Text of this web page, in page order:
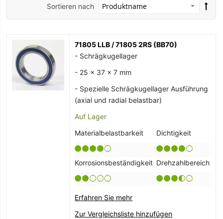
Sortieren nach
71805 LLB / 71805 2RS (BB70)
- Schrägkugellager
- 25 x 37 x 7 mm
- Spezielle Schrägkugellager Ausführung
(axial und radial belastbar)
Auf Lager
Materialbelastbarkeit
Dichtigkeit
Korrosionsbeständigkeit Drehzahlbereich
Erfahren Sie mehr
Zur Vergleichsliste hinzufügen